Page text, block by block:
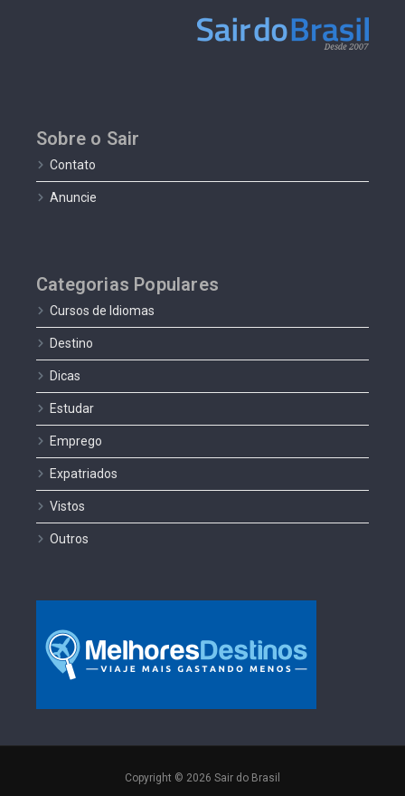
Sobre o Sair
Contato
Anuncie
Categorias Populares
Cursos de Idiomas
Destino
Dicas
Estudar
Emprego
Expatriados
Vistos
Outros
Copyright © 2026 Sair do Brasil